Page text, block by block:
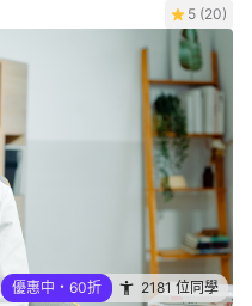
5 (20)
優惠中・60折 2181 位同學